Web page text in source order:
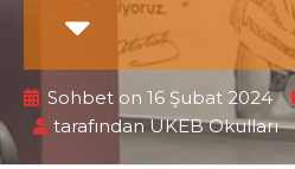
Sohbet on 16 Şubat 2024
tarafındanUKEB Okulları